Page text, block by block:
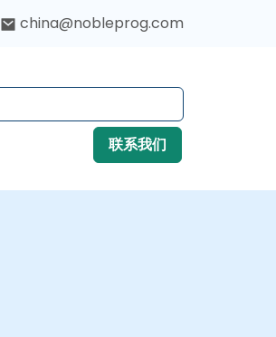
china@nobleprog.com
联系我们